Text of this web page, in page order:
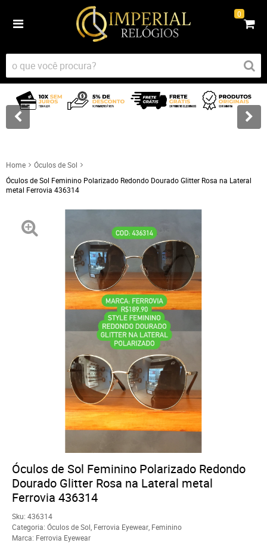
0
Home
Óculos de Sol
Óculos de Sol Feminino Polarizado Redondo Dourado Glitter Rosa na Lateral
metal Ferrovia 436314
Óculos de Sol Feminino Polarizado Redondo
Dourado Glitter Rosa na Lateral metal
Ferrovia 436314
Sku: 436314
Categoria: Óculos de Sol Ferrovia Eyewear Feminino
Marca: Ferrovia Eyewear